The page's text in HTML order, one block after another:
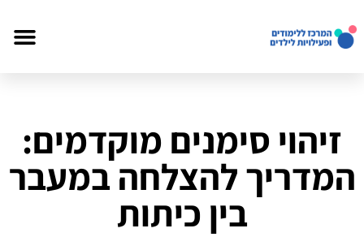
זיהוי סימנים מוקדמים:
המדריך להצלחה במעבר
בין כיתות